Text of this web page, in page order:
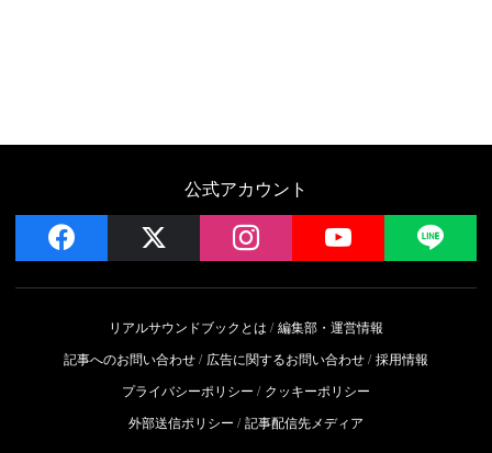
公式アカウント
facebook instagram YouTube
リアルサウンドブックとは
編集部・運営情報
記事へのお問い合わせ
広告に関するお問い合わせ 採用情報
プライバシーポリシー
クッキーポリシー
外部送信ポリシー
記事配信先メディア